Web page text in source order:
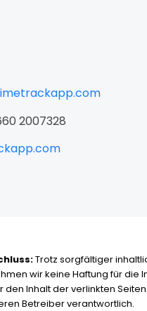
2007328
Trotz sorgfältiger
wir keine Haftung für die
den Inhalt der verlinkten
Betreiber verantwortlich.